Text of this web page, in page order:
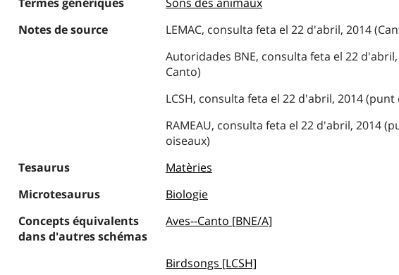
Notes de source
LEMAC, consulta feta el 22 d'abril, 2014
Autoridades BNE, consulta feta el 22
Canto)
LCSH, consulta feta el 22 d'abril, 2014
RAMEAU, consulta feta el 22 d'abril, 2014
oiseaux)
Tesaurus
Matèries
Microtesaurus
Biologie
Concepts équivalents
dans d'autres schémas
Aves--Canto [BNE/A]
Birdsongs [LCSH]